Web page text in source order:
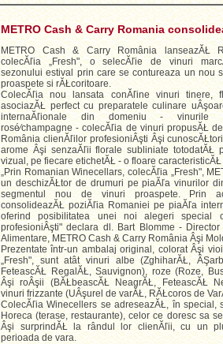
METRO Cash & Carry Romania
METRO Cash & Carry România lanseazĂŁ
colecĂľia „Fresh", o selecĂľie de vinuri
sezonului estival prin care se contureaza un nou
proaspete si rĂŁcoritoare.
ColecĂľia nou lansata conĂľine vinuri tinere,
asociazĂŁ perfect cu preparatele culinare
internaĂľionale din domeniu - vinurile
rosé⁄champagne - colecĂľia de vinuri propusĂŁ
România clienĂľilor profesioniÂşti Âşi
arome Âşi senzaĂľii florale subliniate totodatĂŁ
vizual, pe fiecare etichetĂŁ - o floare
„Prin Romanian Winecellars, colecĂľia „Fresh",
un deschizĂŁtor de drumuri pe piaĂľa vinurilor
segmentul nou de vinuri proaspete. Prin
consolideazĂŁ poziĂľia Romaniei pe piaĂľa
oferind posibilitatea unei noi alegeri special
profesioniÂşti" declara dl. Bart Blomme -
Alimentare, METRO Cash & Carry România Âşi
Prezentate într-un ambalaj original, colorat Âşi
„Fresh", sunt atât vinuri albe (ZghiharĂŁ,
FeteascĂŁ RegalĂŁ, Sauvignon), roze (Roze,
Âşi roÂşii (BĂŁbeascĂŁ NeagrĂŁ, FeteascĂŁ
vinuri frizzante (UÂşurel de varĂŁ, RĂŁcoros de
ColecĂľia Winecellers se adreseazĂŁ, în special,
Horeca (terase, restaurante), celor ce doresc sa
Âşi surprindĂŁ la rândul lor clienĂľii, cu un
perioada de vara.